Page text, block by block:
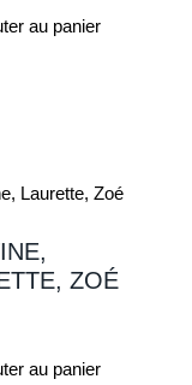
au panier
ZOÉ
au panier